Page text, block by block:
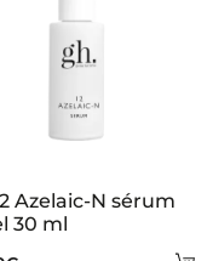
Azelaic-N sérum
30 ml